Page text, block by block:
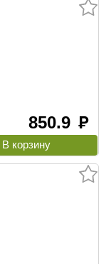
850.9 руб